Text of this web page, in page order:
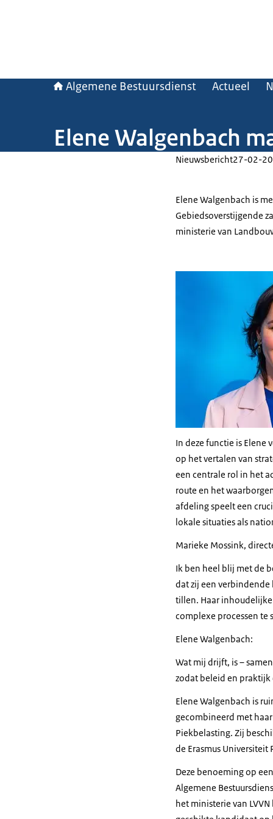
Algemene Bestuursdienst Actueel
Elene Walgenbach
Nieuwsbericht27-02-
Elene Walgenbach is
Gebiedsoverstijgende
ministerie van
In deze functie is Elene
op het vertalen van
een centrale rol in het
route en het
afdeling speelt een
lokale situaties als
Marieke Mossink,
Ik ben heel blij met de
dat zij een verbindende
tillen. Haar
complexe processen te
Elene Walgenbach:
Wat mij drijft, is –
zodat beleid en praktijk
Elene Walgenbach is
gecombineerd met
Piekbelasting. Zij
de Erasmus
Deze benoeming op
Algemene
het ministerie van